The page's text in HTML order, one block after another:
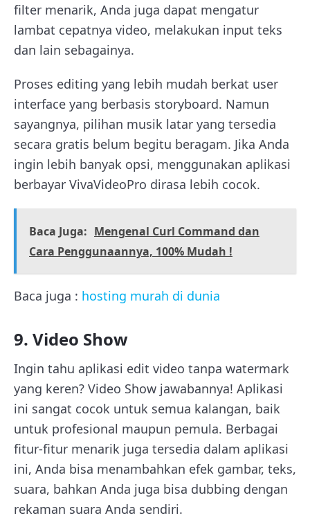
filter menarik, Anda juga dapat mengatur
lambat cepatnya video, melakukan input teks
dan lain sebagainya.
Proses editing yang lebih mudah berkat user
interface yang berbasis storyboard. Namun
sayangnya, pilihan musik latar yang tersedia
secara gratis belum begitu beragam. Jika Anda
ingin lebih banyak opsi, menggunakan aplikasi
berbayar VivaVideoPro dirasa lebih cocok.
Baca Juga: Mengenal Curl Command dan
Cara Penggunaannya, 100% Mudah !
Baca juga : hosting murah di dunia
9. Video Show
Ingin tahu aplikasi edit video tanpa watermark
yang keren? Video Show jawabannya! Aplikasi
ini sangat cocok untuk semua kalangan, baik
untuk profesional maupun pemula. Berbagai
fitur-fitur menarik juga tersedia dalam aplikasi
ini, Anda bisa menambahkan efek gambar, teks,
suara, bahkan Anda juga bisa dubbing dengan
rekaman suara Anda sendiri.